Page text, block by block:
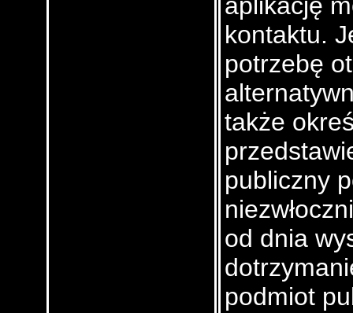
kontaktu.
potrzebę
także
publiczny
od dnia
podmiot